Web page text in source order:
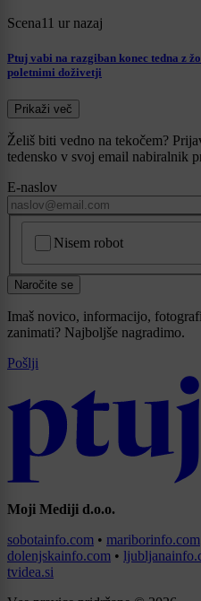
Scena11 ur nazaj
Ptuj vabi na razgiban konec tedna z
poletnimi doživetji
Prikaži več
Želiš biti vedno na tekočem?
tedensko v svoj email nabiralnik
E-naslov
Nisem robot
Naročite se
Imaš novico, informacijo,
zanimati? Najboljše nagradimo.
Pošlji
Moji Mediji d.o.o.
sobotainfo.com • mariborinfo.com
dolenjskainfo.com •
tvidea.si